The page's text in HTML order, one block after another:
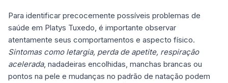
Para identificar precocemente possíveis problemas de
saúde em Platys Tuxedo, é importante observar
atentamente seus comportamentos e aspecto físico.
Sintomas como letargia, perda de apetite, respiração
acelerada, nadadeiras encolhidas, manchas brancas ou
pontos na pele e mudanças no padrão de natação podem